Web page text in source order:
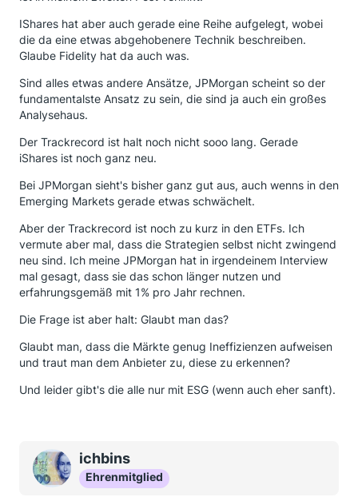
IShares hat aber auch gerade eine Reihe aufgelegt, wobei
die da eine etwas abgehobenere Technik beschreiben.
Glaube Fidelity hat da auch was.
Sind alles etwas andere Ansätze, JPMorgan scheint so der
fundamentalste Ansatz zu sein, die sind ja auch ein großes
Analysehaus.
Der Trackrecord ist halt noch nicht sooo lang. Gerade
iShares ist noch ganz neu.
Bei JPMorgan sieht's bisher ganz gut aus, auch wenns in den
Emerging Markets gerade etwas schwächelt.
Aber der Trackrecord ist noch zu kurz in den ETFs. Ich
vermute aber mal, dass die Strategien selbst nicht zwingend
neu sind. Ich meine JPMorgan hat in irgendeinem Interview
mal gesagt, dass sie das schon länger nutzen und
erfahrungsgemäß mit 1% pro Jahr rechnen.
Die Frage ist aber halt: Glaubt man das?
Glaubt man, dass die Märkte genug Ineffizienzen aufweisen
und traut man dem Anbieter zu, diese zu erkennen?
Und leider gibt's die alle nur mit ESG (wenn auch eher sanft).
ichbins
Ehrenmitglied